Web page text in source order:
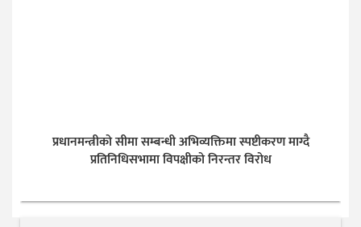
प्रधानमन्त्रीको सीमा सम्बन्धी अभिव्यक्तिमा स्पष्टीकरण माग्दै
प्रतिनिधिसभामा विपक्षीको निरन्तर विरोध